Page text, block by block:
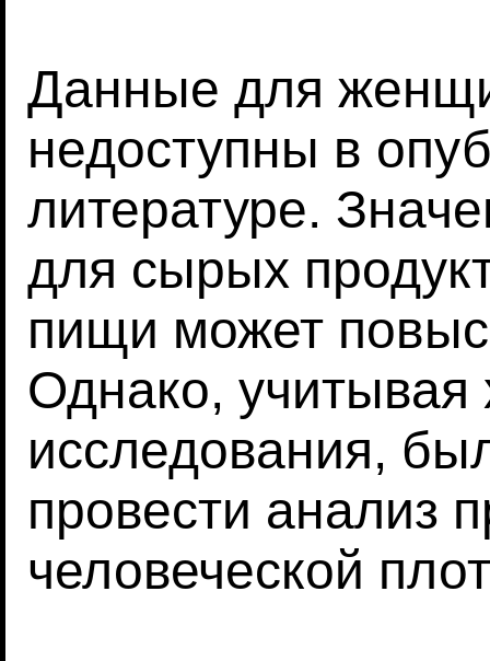
Данные для
недоступны в
литературе.
для сырых
пищи может
Однако, учитывая
исследования,
провести анализ
человеческой